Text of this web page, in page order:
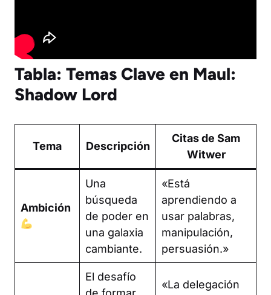
Tabla: Temas Clave en Maul:
Shadow Lord
Tema Descripción
Citas de Sam
Witwer
Ambición
Una
búsqueda
de poder en
una galaxia
cambiante.
«Está
aprendiendo a
usar palabras,
manipulación,
persuasión.»
El desafío
«La delegación